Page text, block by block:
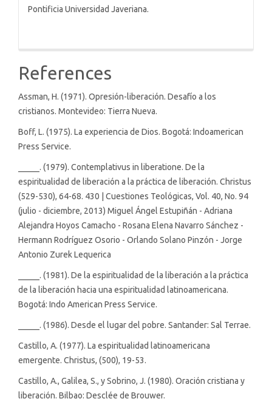
Pontificia Universidad Javeriana.
References
Assman, H. (1971). Opresión-liberación. Desafío a los
cristianos. Montevideo: Tierra Nueva.
Boff, L. (1975). La experiencia de Dios. Bogotá: Indoamerican
Press Service.
_____. (1979). Contemplativus in liberatione. De la
espiritualidad de liberación a la práctica de liberación. Christus
(529-530), 64-68. 430 | Cuestiones Teológicas, Vol. 40, No. 94
(julio - diciembre, 2013) Miguel Ángel Estupiñán - Adriana
Alejandra Hoyos Camacho - Rosana Elena Navarro Sánchez -
Hermann Rodríguez Osorio - Orlando Solano Pinzón - Jorge
Antonio Zurek Lequerica
_____. (1981). De la espiritualidad de la liberación a la práctica
de la liberación hacia una espiritualidad latinoamericana.
Bogotá: Indo American Press Service.
_____. (1986). Desde el lugar del pobre. Santander: Sal Terrae.
Castillo, A. (1977). La espiritualidad latinoamericana
emergente. Christus, (500), 19-53.
Castillo, A., Galilea, S., y Sobrino, J. (1980). Oración cristiana y
liberación. Bilbao: Desclée de Brouwer.